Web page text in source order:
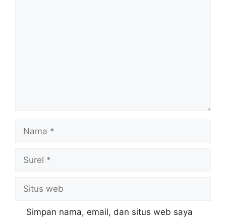
web
Simpan nama, email, dan situs web saya